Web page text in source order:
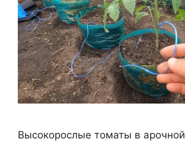
Высокорослые томаты в арочной